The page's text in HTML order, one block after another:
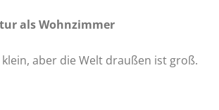
als Wohnzimmer
aber die Welt draußen ist groß.